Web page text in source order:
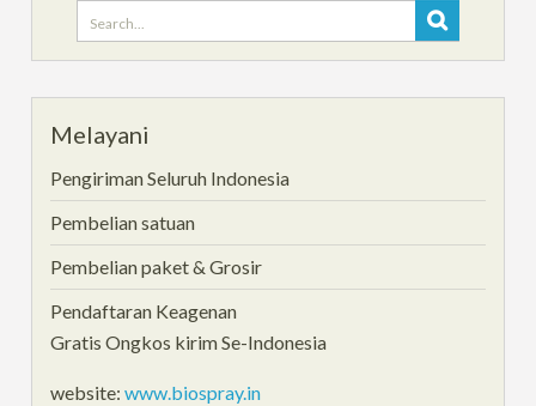
Search
for:
Melayani
Pengiriman Seluruh Indonesia
Pembelian satuan
Pembelian paket & Grosir
Pendaftaran Keagenan
Gratis Ongkos kirim Se-Indonesia
website:www.biospray.in